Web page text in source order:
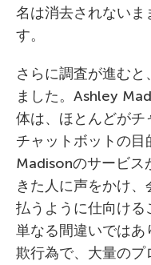
名は消去されない
す。
さらに調査が進むと
ました。Ashley
体は、ほとんどがチ
チャットボットの
Madisonのサービス
きた人に声をかけ
払うように仕向け
単なる間違いでは
欺行為で、大量の